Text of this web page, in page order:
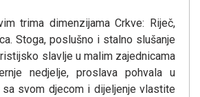
trima dimenzijama Crkve: Riječ,
Stoga, poslušno i stalno slušanje
slavlje u malim zajednicama
nedjelje, proslava pohvala u
svom djecom i dijeljenje vlastite